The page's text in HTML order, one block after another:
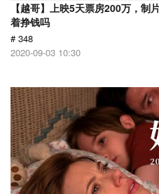
【越哥】上映5天票房200万，制
着挣钱吗
# 348
2020-09-03 10:30